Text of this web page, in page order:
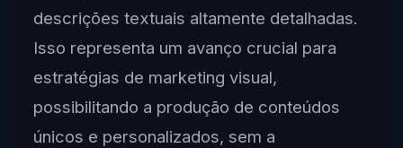
descrições textuais altamente detalhadas.
Isso representa um avanço crucial para
estratégias de marketing visual,
possibilitando a produção de conteúdos
únicos e personalizados, sem a